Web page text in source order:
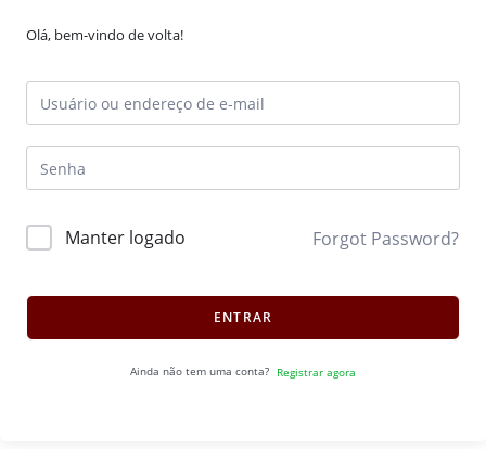
Olá, bem-vindo de volta!
Manter logado Forgot Password?
ENTRAR
Ainda não tem uma conta? Registrar agora